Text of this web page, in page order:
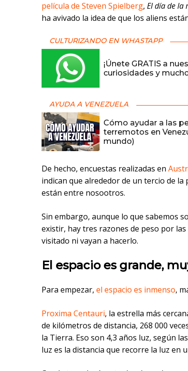
película de Steven Spielberg, El día de la
ha avivado la idea de que los aliens
CULTURIZANDO EN WHASTAPP
¡Únete GRATIS a
curiosidades y
AYUDA A VENEZUELA
Cómo ayudar a las
terremotos en
mundo)
De hecho, encuestas realizadas en
indican que alrededor de un tercio de
están entre nosootros.
Sin embargo, aunque lo que sabemos
existir, hay tres razones de peso por
visitado ni vayan a hacerlo.
El espacio es grande,
Para empezar, el espacio es inmenso,
Proxima Centauri, la estrella más
de kilómetros de distancia, 268 000
la Tierra. Eso son 4,3 años luz, según
luz es la distancia que recorre la luz en